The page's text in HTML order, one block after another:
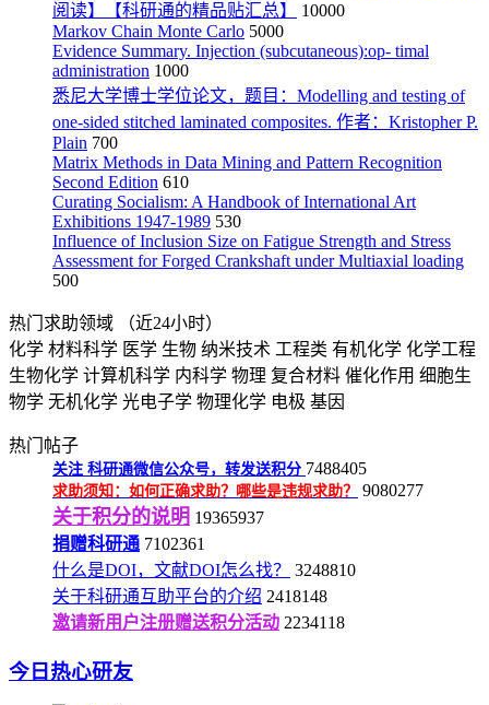
阅读】【科研通的精品贴汇总】
10000
Markov Chain Monte Carlo 5000
Evidence Summary. Injection (subcutaneous):op- timal
administration 1000
悉尼大学博士学位论文，题目：Modelling and testing of
one-sided stitched laminated composites. 作者：Kristopher P.
Plain 700
Matrix Methods in Data Mining and Pattern Recognition
Second Edition 610
Curating Socialism: A Handbook of International Art
Exhibitions 1947-1989 530
Influence of Inclusion Size on Fatigue Strength and Stress
Assessment for Forged Crankshaft under Multiaxial loading
500
热门求助领域
（近24小时）
化学 材料科学 医学 生物 纳米技术 工程类 有机化学 化学工程
生物化学 计算机科学 内科学 物理 复合材料 催化作用 细胞生
物学 无机化学 光电子学 物理化学 电极 基因
热门帖子
关注 科研通微信公众号，转发送积分 7488405
求助须知：如何正确求助？哪些是违规求助？ 9080277
关于积分的说明 19365937
捐赠科研通 7102361
什么是DOI，文献DOI怎么找？
3248810
关于科研通互助平台的介绍 2418148
邀请新用户注册赠送积分活动 2234118
今日热心研友